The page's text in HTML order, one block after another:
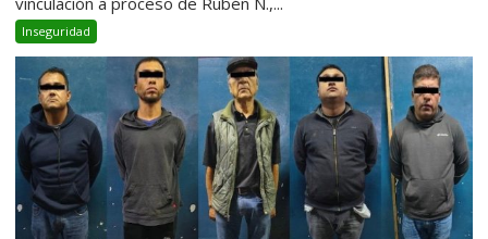
Inseguridad